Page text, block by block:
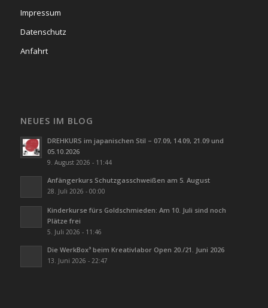
Impressum
Datenschutz
Anfahrt
NEUES IM BLOG
DREHKURS im japanischen Stil – 07.09, 14.09, 21.09 und
05.10.2026
9. August 2026 - 11:44
Anfängerkurs Schutzgasschweißen am 5. August
28. Juli 2026 - 00:00
Kinderkurse fürs Goldschmieden: Am 10. Juli sind noch
Plätze frei
5. Juli 2026 - 11:46
Die WerkBox³ beim Kreativlabor Open 20./21. Juni 2026
13. Juni 2026 - 22:47